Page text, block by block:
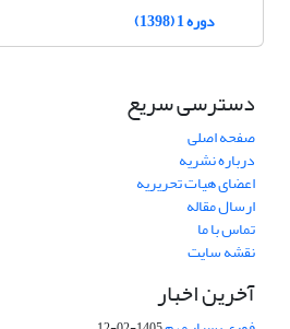
دوره 1 (1398)
دسترسی سریع
صفحه اصلی
درباره نشریه
اعضای هیات تحریریه
ارسال مقاله
تماس با ما
نقشه سایت
آخرین اخبار